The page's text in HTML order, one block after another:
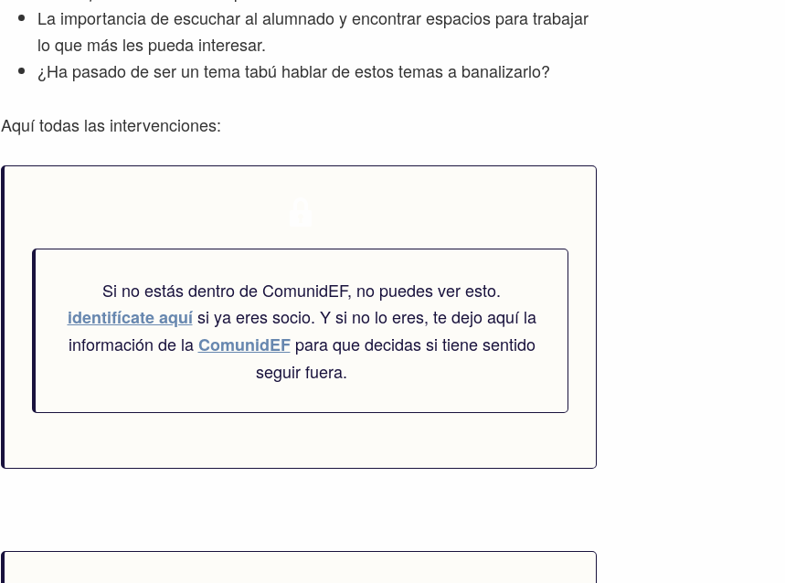
La importancia de escuchar al alumnado y encontrar espacios para trabajar
lo que más les pueda interesar.
¿Ha pasado de ser un tema tabú hablar de estos temas a banalizarlo?
Aquí todas las intervenciones:
Si no estás dentro de ComunidEF, no puedes ver esto.
identifícate aquísi ya eres socio. Y si no lo eres, te dejo aquí la
información de laComunidEFpara que decidas si tiene sentido
seguir fuera.